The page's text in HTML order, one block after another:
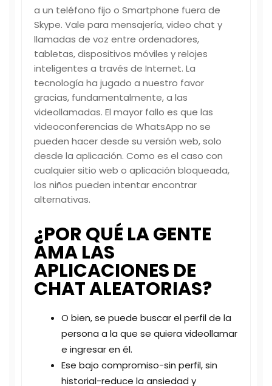
a un teléfono fijo o Smartphone fuera de
Skype. Vale para mensajería, video chat y
llamadas de voz entre ordenadores,
tabletas, dispositivos móviles y relojes
inteligentes a través de Internet. La
tecnología ha jugado a nuestro favor
gracias, fundamentalmente, a las
videollamadas. El mayor fallo es que las
videoconferencias de WhatsApp no se
pueden hacer desde su versión web, solo
desde la aplicación. Como es el caso con
cualquier sitio web o aplicación bloqueada,
los niños pueden intentar encontrar
alternativas.
¿POR QUÉ LA GENTE
AMA LAS
APLICACIONES DE
CHAT ALEATORIAS?
O bien, se puede buscar el perfil de la
persona a la que se quiera videollamar
e ingresar en él.
Ese bajo compromiso-sin perfil, sin
historial-reduce la ansiedad y